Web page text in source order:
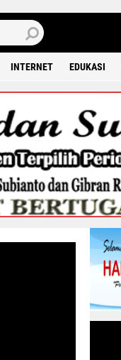
INTERNET EDUKASI